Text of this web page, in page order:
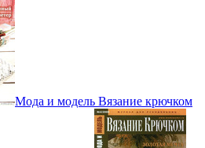
Мода и модель Вязание крючком